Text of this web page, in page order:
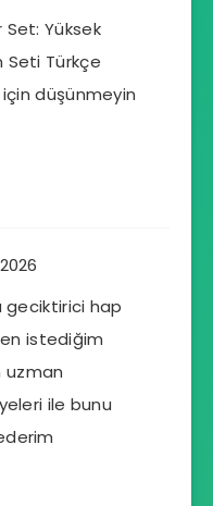
Set: Yüksek
Seti Türkçe
için düşünmeyin
geciktirici hap
istediğim
uzman
ile bunu